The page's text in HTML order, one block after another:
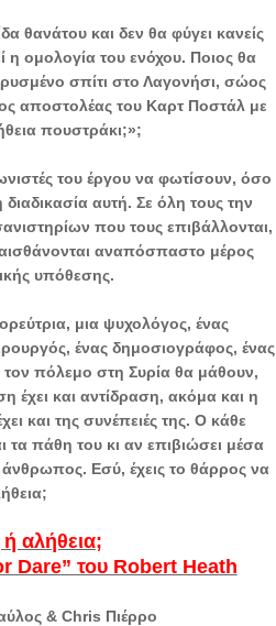
θανάτου και δεν θα φύγει κανείς
ομολογία του ενόχου. Ποιος θα
σπίτι στο Λαγονήσι, σώος
αποστολέας του Καρτ Ποστάλ με
πουστράκι;»;
του έργου να φωτίσουν, όσο
αυτή. Σε όλη τους την
που τους επιβάλλονται,
αναπόσπαστο μέρος
υπόθεσης.
μια ψυχολόγος, ένας
ένας δημοσιογράφος, ένας
τον πόλεμο στη Συρία θα μάθουν,
και αντίδραση, ακόμα και η
και της συνέπειές της. Ο κάθε
τα πάθη του κι αν επιβιώσει μέσα
άνθρωπος. Εσύ, έχεις το θάρρος να
αλήθεια;
Dare” του Robert Heath
& Chris Πιέρρο